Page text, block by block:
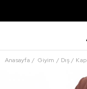
Anasayfa Giyim Dış Kap